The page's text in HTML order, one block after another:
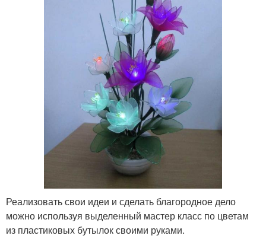
Реализовать свои идеи и сделать благородное дело
можно используя выделенный мастер класс по цветам
из пластиковых бутылок своими руками.